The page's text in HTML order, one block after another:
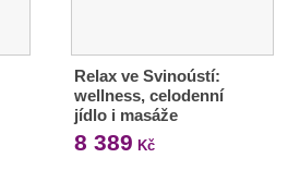
Relax ve Svinoústí:
wellness, celodenní
jídlo i masáže
8 389 Kč